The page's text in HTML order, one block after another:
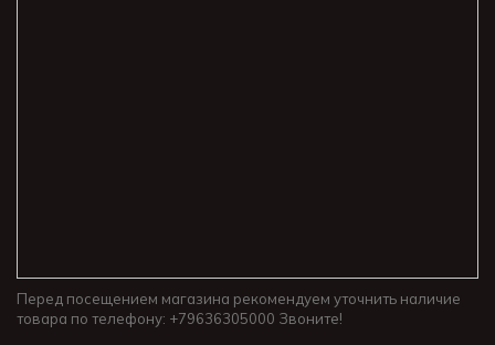
Перед посещением магазина рекомендуем уточнить наличие
товара по телефону: +79636305000 Звоните!